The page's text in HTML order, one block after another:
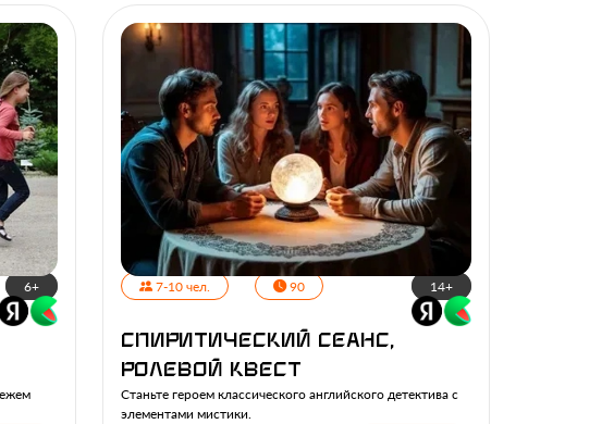
6+ 7-10 чел. 90 14+
Спиритический сеанс,
ролевой квест
Станьте героем классического английского детектива с
элементами мистики.